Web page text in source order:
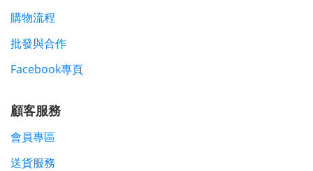
購物流程
批發與合作
Facebook專頁
顧客服務
會員專區
送貨服務